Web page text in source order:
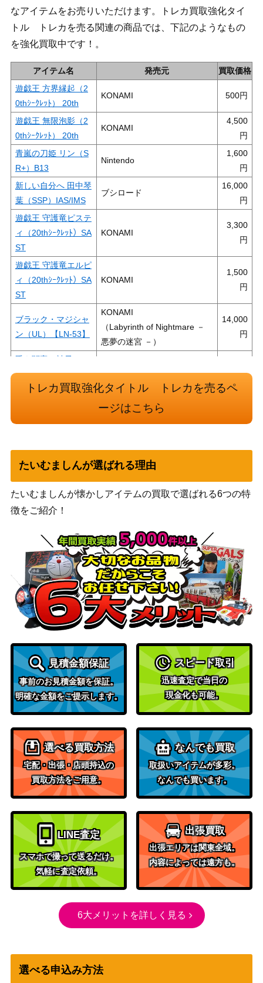
なアイテムをお売りいただけます。トレカ買取強化タイ
トル トレカを売る関連の商品では、下記のようなもの
を強化買取中です！。
アイテム名 発売元
買取価格
遊戯王 方界縁起（2
0thｼｰｸﾚｯﾄ） 20th
KONAMI 500
遊戯王 無限泡影（2
0thｼｰｸﾚｯﾄ） 20th
KONAMI
4,500
青嵐の刀姫 リン（S
R+）B13
Nintendo
1,600
新しい自分へ 田中琴
葉（SSP）IAS/IMS
ブシロード
16,000
遊戯王 守護竜ピステ
ィ（20thｼｰｸﾚｯﾄ）SA
ST
KONAMI
3,300
遊戯王 守護竜エルピ
ィ（20thｼｰｸﾚｯﾄ）SA
ST
KONAMI
1,500
ブラック・マジシャ
ン（UL）【LN-53】
KONAMI
（Labyrinth of Nightmare －
悪夢の迷宮 －）
14,000
昏き闇竜の神子 カム
イ（SR）B10
稀代の天才魔道士 ル
2,700
サイバネット・マイ
神剣に選ばれし英雄
ース（SR+）B14
遊戯王 Sin Selector
（20thｼｰｸﾚｯﾄ） 20th
KONAMI
私のキラめき 星見
純那（STR）RSL
ブシロード
20,000
遊戯王 転生炎獣サン
ライトウルフ（20th
ｼｰｸﾚｯﾄ）SAST
KONAMI
1,400
月天気アルシエル(P
SE)【DIFO-JP050】
コナミ
（ディメンション・フォー
ス）
1,700
遊戯王 無限泡影（ｼｰ
ｸﾚｯﾄ）20th
KONAMI 200
青眼の亜白龍（20th
SE）【20CP-JPF0
1】
KONAMI
（20thシークレットレア
FINAL CHALLENGE PACK）
12,000
遊戯王 幻創龍ファン
タズメイ（ｼｰｸﾚｯﾄ）
KONAMI 10
遊戯王 ファイアウォ
ール・X・ドラゴン
（20thｼｰｸﾚｯﾄ）DAN
E
KONAMI
1,400
月の女戦士（UL）
【SOD-JP033】
コナミ
リスト）
1,700
遊戯王 連鎖空穴（2
遊戯王 強欲で金満な
壺（20thｼｰｸﾚｯﾄ）SA
KONAMI
トレカ買取強化タイトル トレカを売るペ
ージはこちら
たいむましんが選ばれる理由
たいむましんが懐かしアイテムの買取で選ばれる6つの特
徴をご紹介！
見積金額保証
事前のお見積金額を保証。
明確な金額をご提示します。
スピード取引
迅速査定で当日の
現金化も可能。
選べる買取方法
宅配・出張・店頭持込の
買取方法をご用意。
なんでも買取
取扱いアイテムが多彩。
なんでも買います。
LINE査定
スマホで撮って送るだけ。
気軽に査定依頼。
出張買取
出張エリアは関東全域。
内容によっては遠方も。
6大メリットを詳しく見る
選べる申込み方法